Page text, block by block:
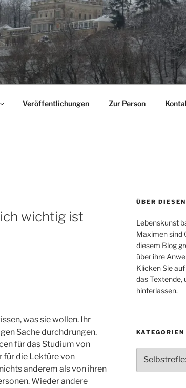
Veröffentlichungen Zur Person
wichtig ist
was sie wollen. Ihr
Sache durchdrungen.
für das Studium von
für die Lektüre von
anderem als von ihren
Wieder andere
ÜBER
Lebenskunst
Maximen sind
diesem Blog
über ihre
Klicken Sie
das Textende,
hinterlassen.
KATEGORIEN